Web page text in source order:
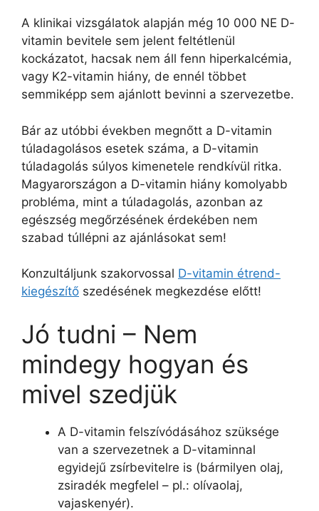
A klinikai vizsgálatok alapján még 10 000 NE D-
vitamin bevitele sem jelent feltétlenül
kockázatot, hacsak nem áll fenn hiperkalcémia,
vagy K2-vitamin hiány, de ennél többet
semmiképp sem ajánlott bevinni a szervezetbe.
Bár az utóbbi években megnőtt a D-vitamin
túladagolásos esetek száma, a D-vitamin
túladagolás súlyos kimenetele rendkívül ritka.
Magyarországon a D-vitamin hiány komolyabb
probléma, mint a túladagolás, azonban az
egészség megőrzésének érdekében nem
szabad túllépni az ajánlásokat sem!
Konzultáljunk szakorvossal D-vitamin étrend-
kiegészítő szedésének megkezdése előtt!
Jó tudni – Nem
mindegy hogyan és
mivel szedjük
A D-vitamin felszívódásához szüksége
van a szervezetnek a D-vitaminnal
egyidejű zsírbevitelre is (bármilyen olaj,
zsiradék megfelel – pl.: olívaolaj,
vajaskenyér).